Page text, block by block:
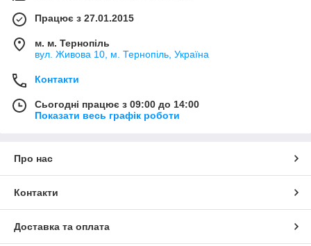
Працює з 27.01.2015
м. м. Тернопіль
вул. Живова 10, м. Тернопіль, Україна
Контакти
Сьогодні працює з 09:00 до 14:00
Показати весь графік роботи
Про нас
Контакти
Доставка та оплата